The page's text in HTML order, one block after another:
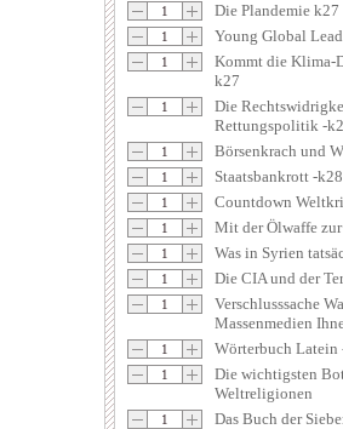
Die Plandemie k27
Young Global
Kommt die Klima-
k27
Die
Rettungspolitik -
Börsenkrach und
Staatsbankrott -k28
Countdown
Mit der Ölwaffe
Was in Syrien
Die CIA und der
Verschlusssache
Massenmedien
Wörterbuch Latein
Die wichtigsten
Weltreligionen
Das Buch der